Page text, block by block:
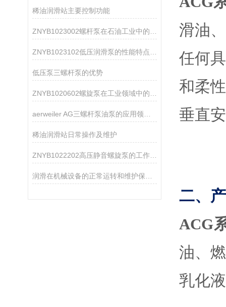
稀油润滑站主要控制功能
低压泵三螺杆泵的优势
稀油润滑站日常操作及维护
ZNYB1022202高压静音螺旋泵的工作原理
滑油
任何
和柔
垂直
二、
ACG
油、
乳化